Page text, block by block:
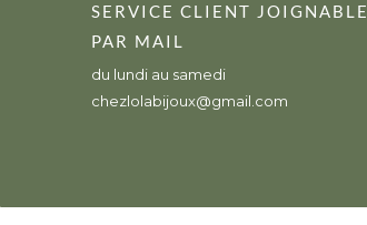
SERVICE CLIENT JOIGNABLE
PAR MAIL
du lundi au samedi
chezlolabijoux@gmail.com